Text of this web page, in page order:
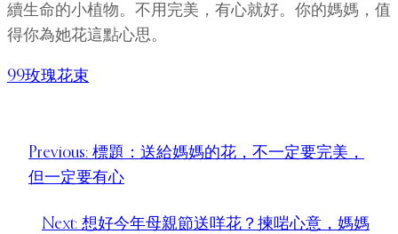
續生命的小植物。不用完美，有心就好。你的媽媽，值
得你為她花這點心思。
99玫瑰花束
Previous: 標題：送給媽媽的花，不一定要完美，
但一定要有心
Next: 想好今年母親節送咩花？揀啱心意，媽媽